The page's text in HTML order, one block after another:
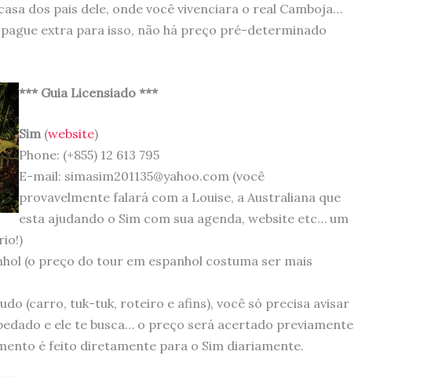
dos pais dele, onde você vivenciara o real Camboja…
extra para isso, não há preço pré-determinado
*** Guia Licensiado ***
Sim(website)
Phone: (+855) 12 613 795
E-mail: simasim201135@yahoo.com (você
provavelmente falará com a Louise, a Australiana que
esta ajudando o Sim com sua agenda, website etc… um
(o preço do tour em espanhol costuma ser mais
(carro, tuk-tuk, roteiro e afins), você só precisa avisar
e ele te busca… o preço será acertado previamente
é feito diretamente para o Sim diariamente.